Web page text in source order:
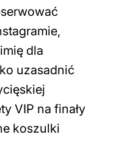
dla
uzasadnić
VIP na finały
koszulki